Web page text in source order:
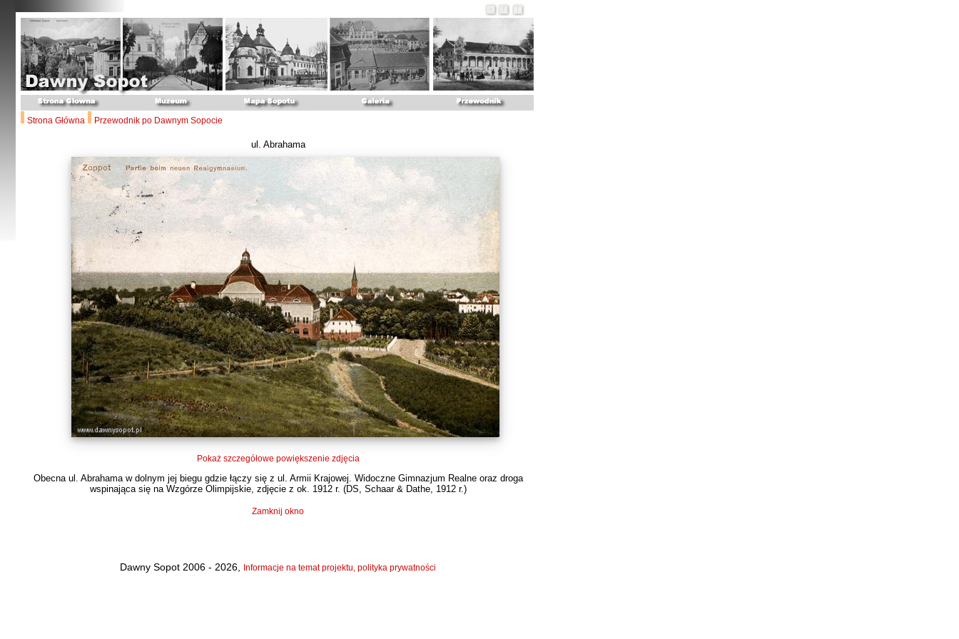
Strona Główna Przewodnik po Dawnym Sopocie
ul. Abrahama
Pokaż szczegółowe powiększenie zdjęcia
Obecna ul. Abrahama w dolnym jej biegu gdzie łączy się z ul. Armii Krajowej. Widoczne Gimnazjum Realne oraz droga
wspinająca się na Wzgórze Olimpijskie, zdjęcie z ok. 1912 r. (DS , Schaar & Dathe, 1912 r.)
Zamknij okno
Dawny Sopot 2006 - 2026, Informacje na temat projektu, polityka prywatności